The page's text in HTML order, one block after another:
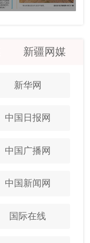
新疆网媒
新华网
中国日报网
中国广播网
中国新闻网
国际在线